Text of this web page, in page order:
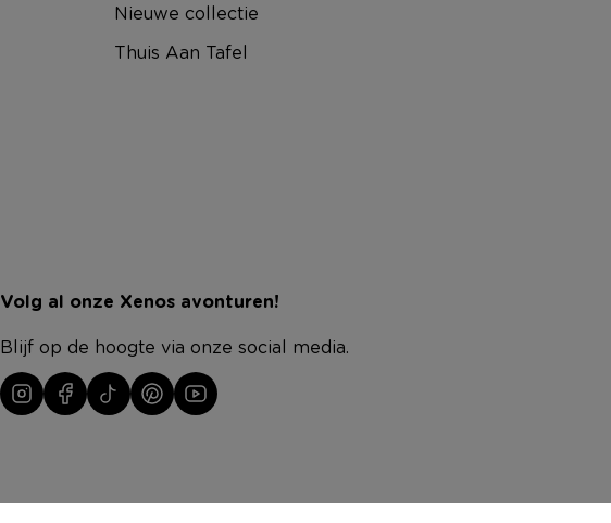
Nieuwe collectie
Thuis Aan Tafel
Volg al onze Xenos avonturen!
Blijf op de hoogte via onze social media.